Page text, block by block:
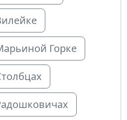
Горке